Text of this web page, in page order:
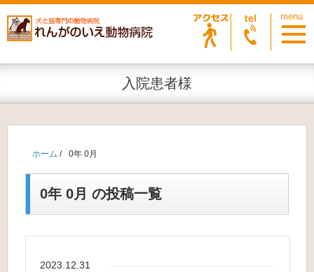
入院患者様
ホーム / 0年 0月
0年 0月 の投稿一覧
2023.12.31